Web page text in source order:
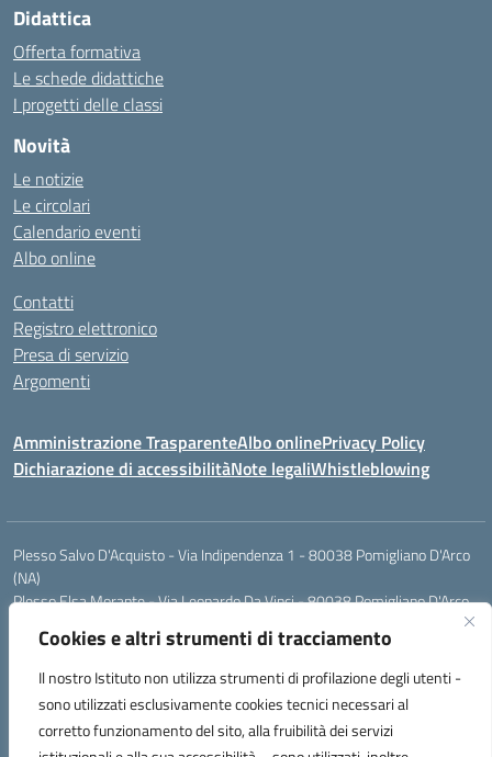
Cookies e altri strumenti di tracciamento
Il nostro Istituto non utilizza strumenti di profilazione degli utenti -
sono utilizzati esclusivamente cookies tecnici necessari al
corretto funzionamento del sito, alla fruibilità dei servizi
Didattica
Offerta formativa
Le schede didattiche
I progetti delle classi
Novità
Le notizie
Le circolari
Calendario eventi
Albo online
Contatti
Registro elettronico
Presa di servizio
Argomenti
Amministrazione TrasparenteAlbo onlinePrivacy Policy
Dichiarazione di accessibilitàNote legaliWhistleblowing
Plesso Salvo D'Acquisto - Via Indipendenza 1 - 80038 Pomigliano D'Arco
(NA)
Plesso Elsa Morante - Via Leonardo Da Vinci - 80038 Pomigliano D'Arco
Plesso Leone - Via Pascoli - 80038 Pomigliano D'Arco (NA)
Tel.:0813177304 - Mail: naic8g1003@istruzione.it - Pec:
Codice Univoco ufficio: UIECQ7
codice Meccanografico: NAIC8G1003